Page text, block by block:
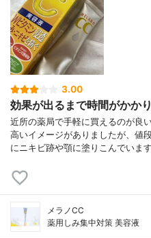
3.00
効果が出るまで時間がかか
近所の薬局で手軽に買えるのが良
高いイメージがありましたが、値
にニキビ跡や顎に塗りこんでいま
メラノCC
薬用しみ集中対策 美容液